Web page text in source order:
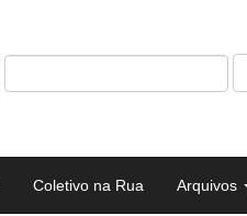
Coletivo na Rua Arquivos